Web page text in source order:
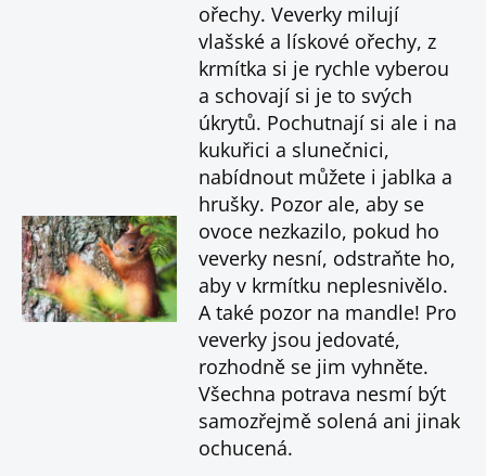
ořechy. Veverky milují
vlašské a lískové ořechy, z
krmítka si je rychle vyberou
a schovají si je to svých
úkrytů. Pochutnají si ale i na
kukuřici a slunečnici,
nabídnout můžete i jablka a
hrušky. Pozor ale, aby se
ovoce nezkazilo, pokud ho
veverky nesní, odstraňte ho,
aby v krmítku neplesnivělo.
A také pozor na mandle! Pro
veverky jsou jedovaté,
rozhodně se jim vyhněte.
Všechna potrava nesmí být
samozřejmě solená ani jinak
ochucená.